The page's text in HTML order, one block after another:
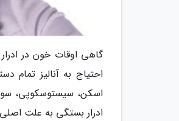
گاهی اوقات خون در
احتیاج به آنالیز
ادرار بستگی به علت